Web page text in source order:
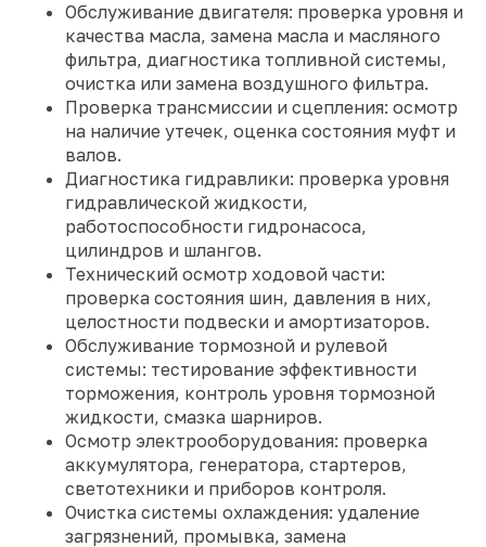
Обслуживание двигателя: проверка уровня и
качества масла, замена масла и масляного
фильтра, диагностика топливной системы,
очистка или замена воздушного фильтра.
Проверка трансмиссии и сцепления: осмотр
на наличие утечек, оценка состояния муфт и
валов.
Диагностика гидравлики: проверка уровня
гидравлической жидкости,
работоспособности гидронасоса,
цилиндров и шлангов.
Технический осмотр ходовой части:
проверка состояния шин, давления в них,
целостности подвески и амортизаторов.
Обслуживание тормозной и рулевой
системы: тестирование эффективности
торможения, контроль уровня тормозной
жидкости, смазка шарниров.
Осмотр электрооборудования: проверка
аккумулятора, генератора, стартеров,
светотехники и приборов контроля.
Очистка системы охлаждения: удаление
загрязнений, промывка, замена